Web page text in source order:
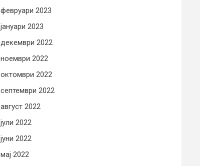
февруари 2023
јануари 2023
декември 2022
ноември 2022
октомври 2022
септември 2022
август 2022
јули 2022
јуни 2022
мај 2022